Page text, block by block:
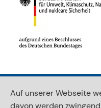
Auf unserer Webseite
davon werden
© 2026